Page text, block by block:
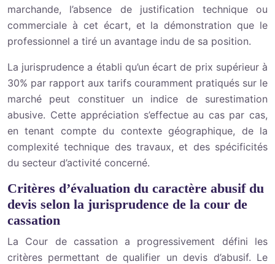
marchande, l’absence de justification technique ou
commerciale à cet écart, et la démonstration que le
professionnel a tiré un avantage indu de sa position.
La jurisprudence a établi qu’un écart de prix supérieur à
30% par rapport aux tarifs couramment pratiqués sur le
marché peut constituer un indice de surestimation
abusive. Cette appréciation s’effectue au cas par cas,
en tenant compte du contexte géographique, de la
complexité technique des travaux, et des spécificités
du secteur d’activité concerné.
Critères d’évaluation du caractère abusif du
devis selon la jurisprudence de la cour de
cassation
La Cour de cassation a progressivement défini les
critères permettant de qualifier un devis d’abusif. Le